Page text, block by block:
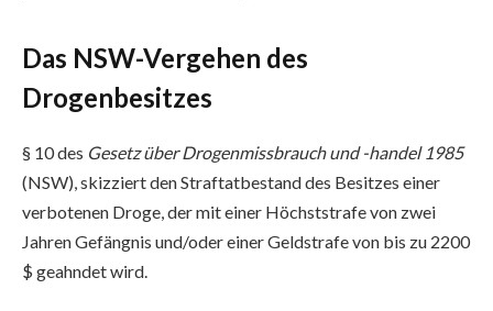
Das NSW-Vergehen des
Drogenbesitzes
§ 10 des Gesetz über Drogenmissbrauch und -handel 1985
(NSW), skizziert den Straftatbestand des Besitzes einer
verbotenen Droge, der mit einer Höchststrafe von zwei
Jahren Gefängnis und/oder einer Geldstrafe von bis zu 2200
$ geahndet wird.